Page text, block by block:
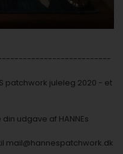
patchwork juleleg 2020 - et
udgave af HANNEs
mail@hannespatchwork.dk